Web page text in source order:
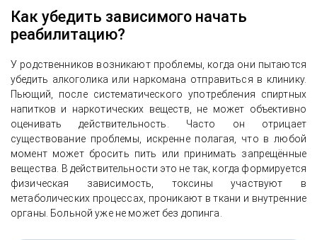
Как убедить зависимого начать
реабилитацию?
У родственников возникают проблемы, когда они пытаются
убедить алкоголика или наркомана отправиться в клинику.
Пьющий, после систематического употребления спиртных
напитков и наркотических веществ, не может объективно
оценивать действительность. Часто он отрицает
существование проблемы, искренне полагая, что в любой
момент может бросить пить или принимать запрещённые
вещества. В действительности это не так, когда формируется
физическая зависимость, токсины участвуют в
метаболических процессах, проникают в ткани и внутренние
органы. Больной уже не может без допинга.